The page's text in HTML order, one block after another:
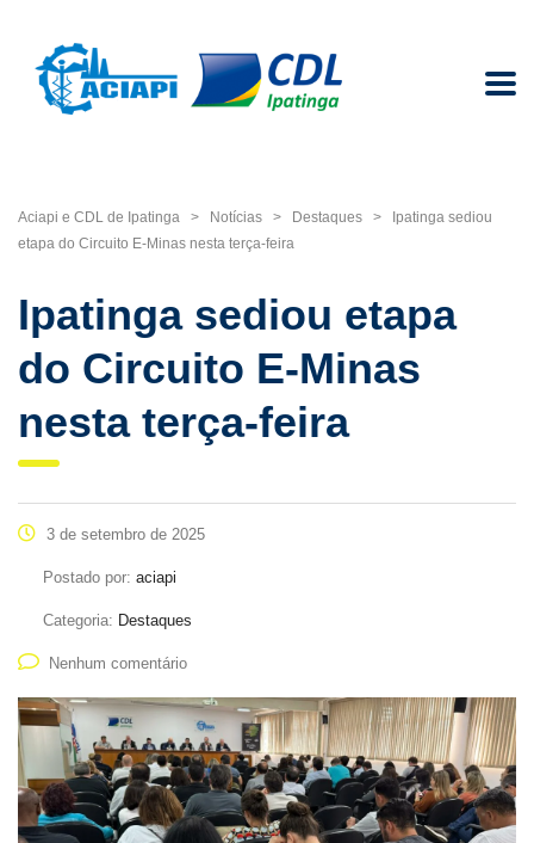
Aciapi e CDL de Ipatinga > Notícias > Destaques >
Ipatinga sediou
etapa do Circuito E-Minas nesta terça-feira
Ipatinga sediou etapa
do Circuito E-Minas
nesta terça-feira
3 de setembro de 2025
Postado por: aciapi
Categoria: Destaques
Nenhum comentário